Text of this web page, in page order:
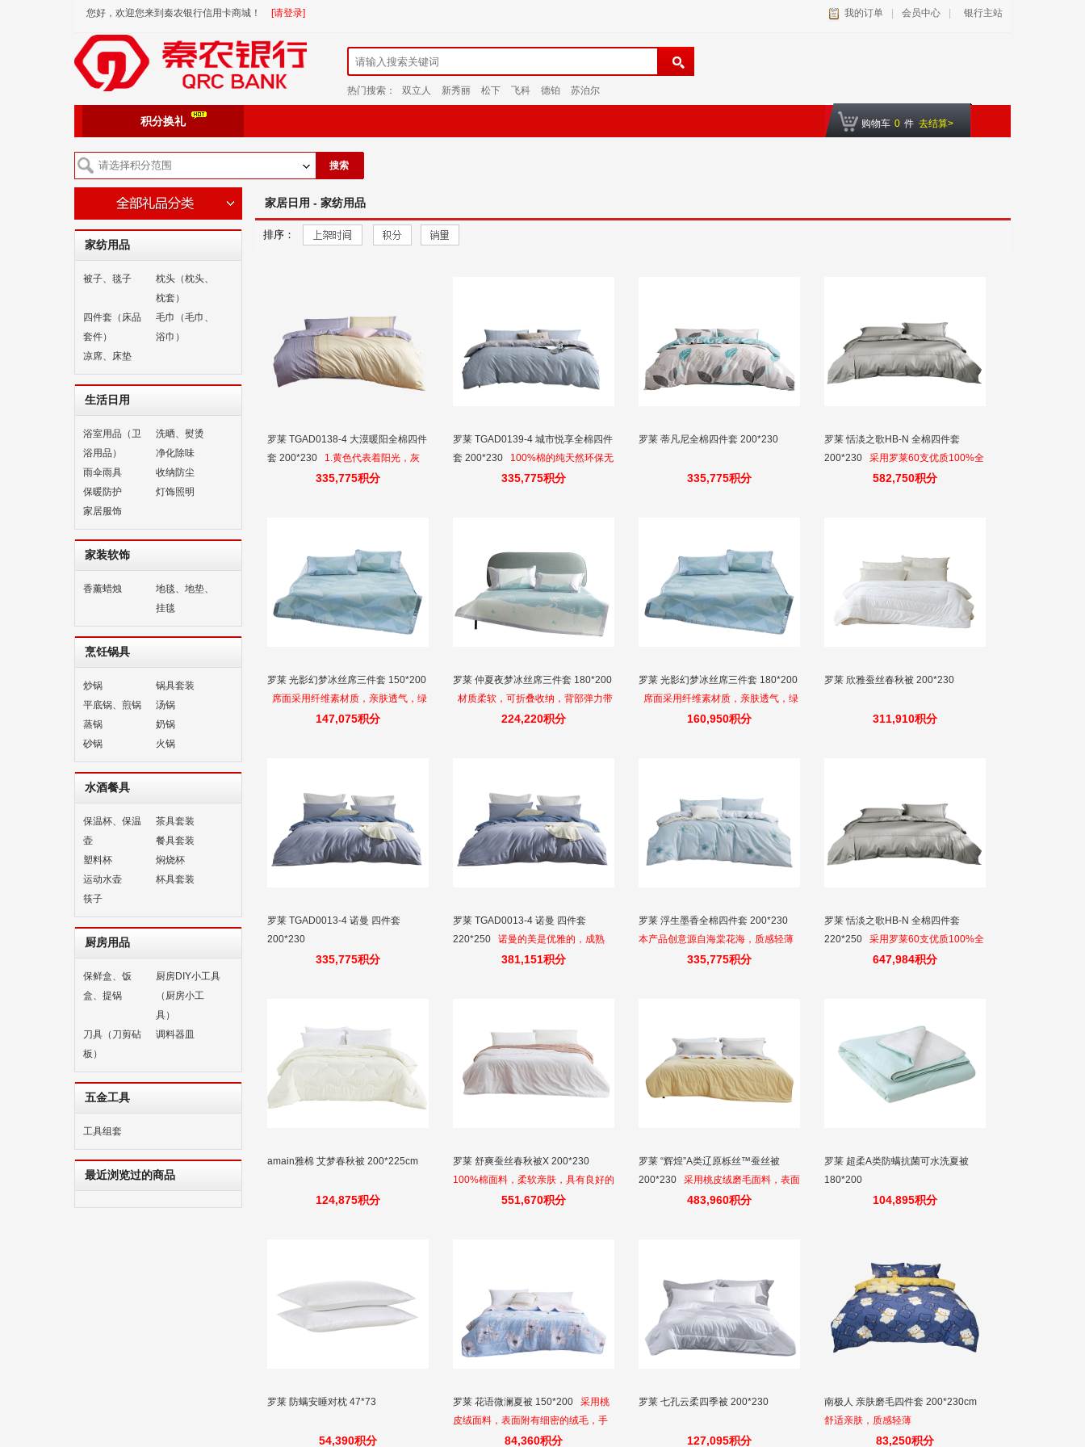
您好，欢迎您来到秦农银行信用卡商城！ [请登录] 我的订单 会员中心 银行主站
热门搜索： 双立人 新秀丽 松下 飞科 德铂 苏泊尔
积分换礼 购物车 0 件 去结算>
搜索
家纺用品
被子、毯子
枕头（枕头、
枕套）
四件套（床品
套件）
毛巾（毛巾、
浴巾）
凉席、床垫
生活日用
浴室用品（卫
浴用品）
洗晒、熨烫
净化除味
雨伞雨具
收纳防尘
保暖防护
灯饰照明
家居服饰
家装软饰
香薰蜡烛
地毯、地垫、
挂毯
烹饪锅具
炒锅
锅具套装
平底锅、煎锅
汤锅
蒸锅
奶锅
砂锅
火锅
水酒餐具
保温杯、保温
壶
茶具套装
餐具套装
塑料杯
焖烧杯
运动水壶
杯具套装
筷子
厨房用品
保鲜盒、饭
盒、提锅
厨房DIY小工具
（厨房小工
具）
刀具（刀剪砧
板）
调料器皿
五金工具
工具组套
最近浏览过的商品
家居日用 - 家纺用品
排序：
罗莱 TGAD0138-4 大漠暖阳全棉四件
套 200*230
1.黄色代表着阳光，灰
色代表着沉稳，沉着；2，采用了比较
335,775积分
罗莱 TGAD0139-4 城市悦享全棉四件
套 200*230
100%棉的纯天然环保无
污染材料。A版采用了环保印染工艺，
抹静谧灰，给我们带来了无尽的绵延
诗意与遐想
335,775积分
罗莱 蒂凡尼全棉四件套 200*230
335,775积分
罗莱 恬淡之歌HB-N 全棉四件套
200*230
采用罗莱60支优质100%全
棉面料，成布具有丝般光泽，触感细
582,750积分
罗莱 光影幻梦冰丝席三件套 150*200
席面采用纤维素材质，亲肤透气，绿
色环保，贴身舒适。
147,075积分
罗莱 仲夏夜梦冰丝席三件套 180*200
材质柔软，可折叠收纳，背部弹力带
设计，防止睡眠时席面发生位移；枕
224,220积分
罗莱 光影幻梦冰丝席三件套 180*200
席面采用纤维素材质，亲肤透气，绿
色环保，贴身舒适。
160,950积分
罗莱 欣雅蚕丝春秋被 200*230
311,910积分
罗莱 TGAD0013-4 诺曼 四件套
200*230
335,775积分
罗莱 TGAD0013-4 诺曼 四件套
220*250
诺曼的美是优雅的，成熟
的，它不像红色那么妩媚，火热，又
纹、经典商务风）
381,151积分
罗莱 浮生墨香全棉四件套 200*230
本产品创意源自海棠花海，质感轻薄
且清润透明。335,775积分
罗莱 恬淡之歌HB-N 全棉四件套
220*250
采用罗莱60支优质100%全
棉面料，成布具有丝般光泽，触感细
647,984积分
amain雅棉 艾梦春秋被 200*225cm
124,875积分
罗莱 舒爽蚕丝春秋被X 200*230
100%棉面料，柔软亲肤，具有良好的
吸湿透气性，体感舒适。
551,670积分
罗莱 “辉煌”A类辽原栎丝™蚕丝被
200*230
采用桃皮绒磨毛面料，表面
附有细密的绒毛，手感绵密，亲肤舒
483,960积分
罗莱 超柔A类防螨抗菌可水洗夏被
180*200
104,895积分
罗莱 防螨安睡对枕 47*73
54,390积分
罗莱 花语微澜夏被 150*200
采用桃
皮绒面料，表面附有细密的绒毛，手
感绵密，亲肤舒适。
84,360积分
罗莱 七孔云柔四季被 200*230
127,095积分
南极人 亲肤磨毛四件套 200*230cm
舒适亲肤，质感轻薄
83,250积分